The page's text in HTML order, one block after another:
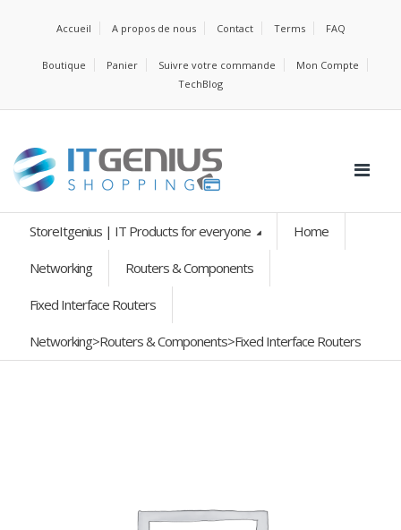
Accueil A propos de nous Contact Terms FAQ
Boutique Panier Suivre votre commande
Mon Compte
TechBlog
StoreItgenius | IT Products for everyone Home
Networking Routers & Components
Fixed Interface Routers
Networking>Routers & Components>Fixed Interface Routers